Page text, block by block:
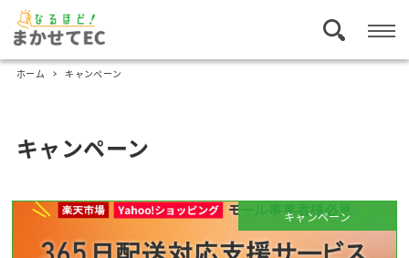
ホーム キャンペーン
キャンペーン
キャンペーン